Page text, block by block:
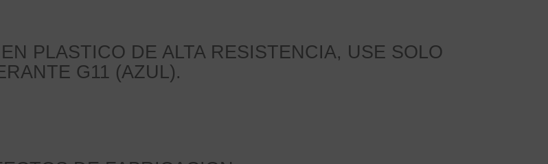
PLASTICO DE ALTA RESISTENCIA, USE SOLO
G11 (AZUL).